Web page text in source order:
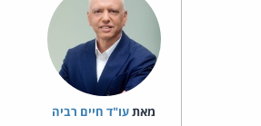
מאת‏עו"ד חיים רביה